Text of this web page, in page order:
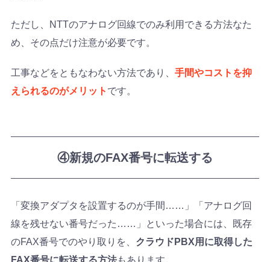
ただし、NTTのアナログ回線でのみ利用できる方法なた
め、その点だけ注意が必要です。
工事などをともなわない方法であり、 手間やコストを抑
えられるのがメリット です。
④新規のFAX番号に転送する
「変換アダプタを設置するのが手間……」「アナログ回
線を残せない番号だった……」といった場合には、既存
のFAX番号でのやり取りを、 クラウドPBX用に取得した
FAX番号に転送する方法もあります。